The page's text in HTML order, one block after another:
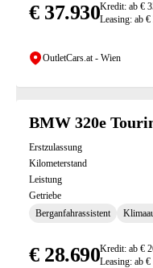
€ 37.930Kredit: ab €
Leasing: ab
OutletCars.at - Wien
BMW 320e
Erstzulassung
Kilometerstand
Leistung
Getriebe
Berganfahrassistent
€ 28.690Kredit: ab €
Leasing: ab